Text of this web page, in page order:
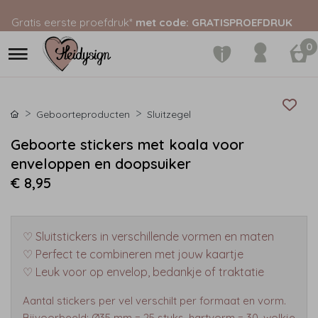
Gratis eerste proefdruk* met code: GRATISPROEFDRUK
0
Geboorteproducten Sluitzegel
Geboorte stickers met koala voor
enveloppen en doopsuiker
€ 8,95
♡ Sluitstickers in verschillende vormen en maten
♡ Perfect te combineren met jouw kaartje
♡ Leuk voor op envelop, bedankje of traktatie
Aantal stickers per vel verschilt per formaat en vorm.